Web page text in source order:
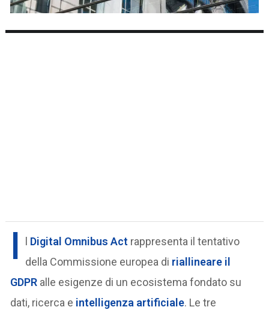
I l Digital Omnibus Act rappresenta il tentativo
della Commissione europea di riallineare il
GDPR alle esigenze di un ecosistema fondato su
dati, ricerca e intelligenza artificiale. Le tre